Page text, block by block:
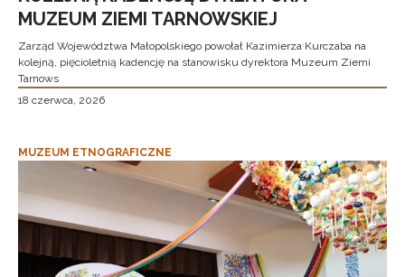
MUZEUM ZIEMI TARNOWSKIEJ
Zarząd Województwa Małopolskiego powołał Kazimierza Kurczaba na
kolejną, pięcioletnią kadencję na stanowisku dyrektora Muzeum Ziemi
Tarnows
18 czerwca, 2026
MUZEUM ETNOGRAFICZNE